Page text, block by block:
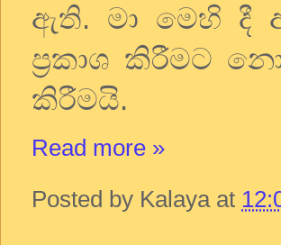
ඇති. මා මෙහි දී
ප්‍රකාශ කිරීමට
කිරීමයි.
Read more »
Posted by Kalaya at